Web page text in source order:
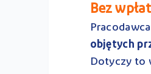
Bez
objętych
Dotyczy to